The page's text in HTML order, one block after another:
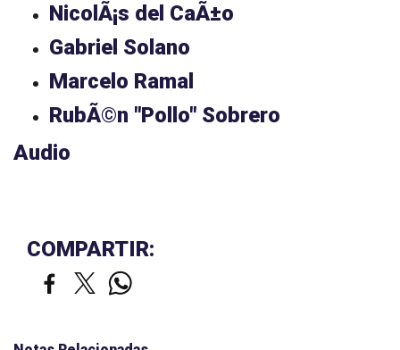
NicolÃ¡s del CaÃ±o
Gabriel Solano
Marcelo Ramal
RubÃ©n "Pollo" Sobrero
Audio
COMPARTIR: